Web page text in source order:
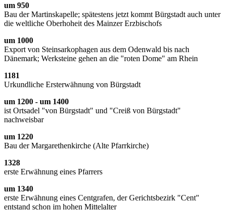
um 950
Bau der Martinskapelle; spätestens jetzt kommt Bürgstadt auch unter
die weltliche Oberhoheit des Mainzer Erzbischofs
um 1000
Export von Steinsarkophagen aus dem Odenwald bis nach
Dänemark; Werksteine gehen an die "roten Dome" am Rhein
1181
Urkundliche Ersterwähnung von Bürgstadt
um 1200 - um 1400
ist Ortsadel "von Bürgstadt" und "Creiß von Bürgstadt"
nachweisbar
um 1220
Bau der Margarethenkirche (Alte Pfarrkirche)
1328
erste Erwähnung eines Pfarrers
um 1340
erste Erwähnung eines Centgrafen, der Gerichtsbezirk "Cent"
entstand schon im hohen Mittelalter